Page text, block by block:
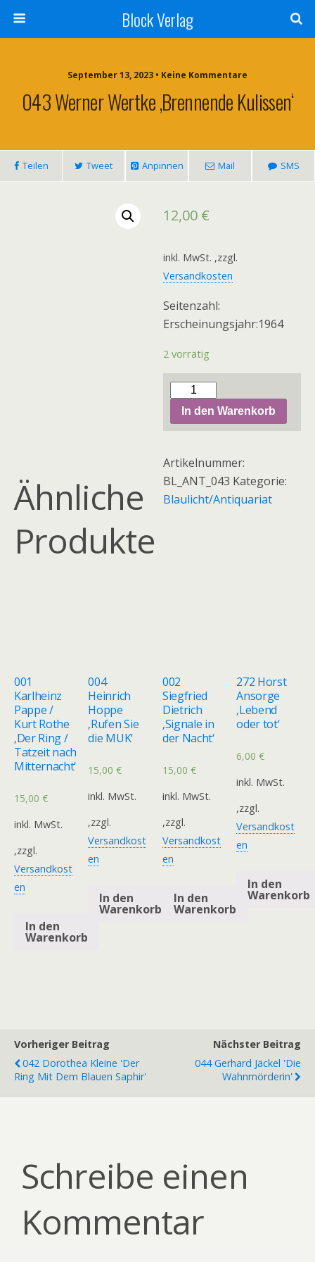
Block Verlag
September 13, 2023 • Keine Kommentare
043 Werner Wertke ‚Brennende Kulissen‘
Teilen Tweet Anpinnen Mail SMS
12,00 €
inkl. MwSt. ,zzgl.
Versandkosten
Seitenzahl:
Erscheinungsjahr:1964
2 vorrätig
Werner
Wertke
Kulissen'
Menge
In den Warenkorb
Artikelnummer:
BL_ANT_043 Kategorie:
Blaulicht/Antiquariat
Ähnliche
Produkte
001
Karlheinz
Pappe /
Kurt Rothe
‚Der Ring /
Tatzeit nach
Mitternacht‘
15,00 €
inkl. MwSt.
,zzgl.
Versandkost
en
In den
Warenkorb
004
Heinrich
Hoppe
‚Rufen Sie
die MUK‘
15,00€
inkl. MwSt.
,zzgl.
Versandkost
en
In den
Warenkorb
002
Siegfried
Dietrich
‚Signale in
der Nacht‘
15,00 €
inkl. MwSt.
,zzgl.
Versandkost
en
In den
Warenkorb
272 Horst
Ansorge
‚Lebend
oder tot‘
6,00€
inkl. MwSt.
,zzgl.
Versandkost
en
In den
Warenkorb
Vorheriger Beitrag
042 Dorothea Kleine 'Der
Ring Mit Dem Blauen Saphir'
Nächster Beitrag
044 Gerhard Jäckel 'Die
Wahnmörderin'
Schreibe einen
Kommentar